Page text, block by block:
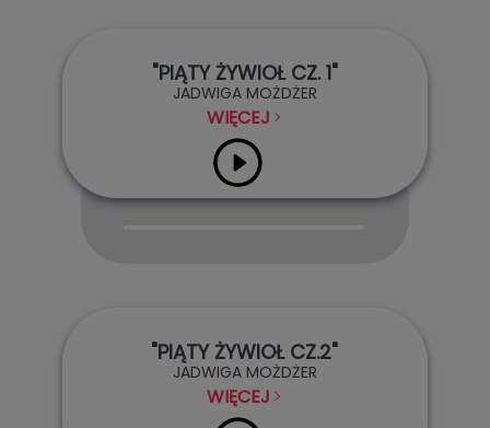
"PIĄTY ŻYWIOŁ CZ. 1"
JADWIGA MOŻDŻER
WIĘCEJ
Audio
"PIĄTY ŻYWIOŁ CZ.2"
JADWIGA MOŻDŻER
WIĘCEJ